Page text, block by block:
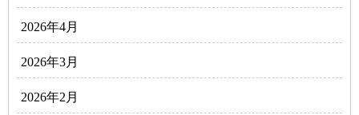
2026年4月
2026年3月
2026年2月